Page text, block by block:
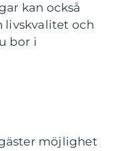
kan också
livskvalitet och
bor i
möjlighet